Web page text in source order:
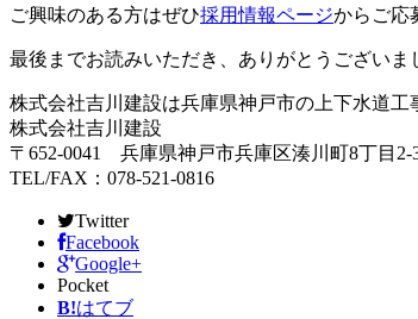
ご興味のある方はぜひ採用情報ページからご応
最後までお読みいただき、ありがとうございま
株式会社吉川建設は兵庫県神戸市の上下水道工
株式会社吉川建設
〒652-0041 兵庫県神戸市兵庫区湊川町8丁目2-
TEL/FAX：078-521-0816
Twitter
Facebook
Google+
Pocket
B!はてブ